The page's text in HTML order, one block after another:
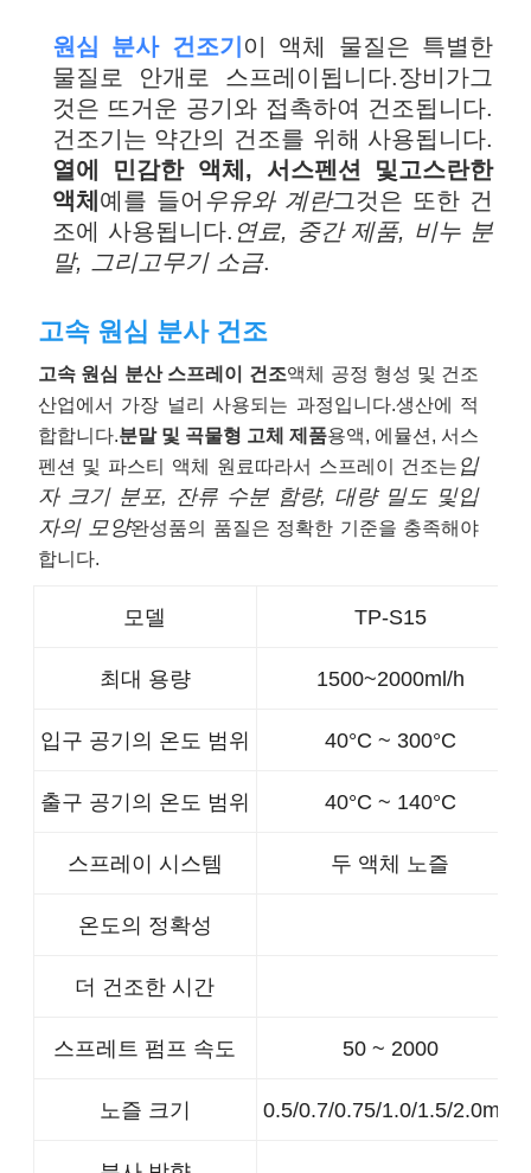
원심 분사 건조기 이 액체 물질은 특별한
물질로 안개로 스프레이됩니다.장비가그
것은 뜨거운 공기와 접촉하여 건조됩니다.
건조기는 약간의 건조를 위해 사용됩니다.
열에 민감한 액체, 서스펜션 및고스란한
액체 예를 들어 우유와 계란그것은 또한 건
조에 사용됩니다. 연료, 중간 제품, 비누 분
말, 그리고무기 소금.
고속 원심 분사 건조
고속 원심 분산 스프레이 건조액체 공정 형성 및 건조
산업에서 가장 널리 사용되는 과정입니다.생산에 적
합합니다.분말 및 곡물형 고체 제품용액, 에뮬션, 서스
펜션 및 파스티 액체 원료따라서 스프레이 건조는 입
자 크기 분포, 잔류 수분 함량, 대량 밀도 및입
자의 모양완성품의 품질은 정확한 기준을 충족해야
합니다.
모델 TP-S15
최대 용량 1500~2000ml/h
입구 공기의 온도 범위 40°C ~ 300°C
출구 공기의 온도 범위 40°C ~ 140°C
스프레이 시스템 두 액체 노즐
온도의 정확성
더 건조한 시간
스프레트 펌프 속도 50 ~ 2000
노즐 크기 0.5/0.7/0.75/1.0/1.5/2.0mm